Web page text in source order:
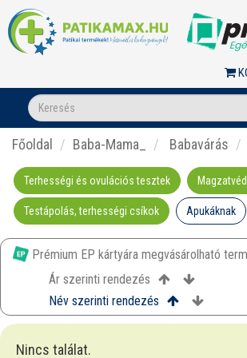
Főoldal Baba-Mama_ Babavárás
Terhességi és ovulációs tesztek
Testápolás, terhességi csíkok Apukáknak
Prémium EP kártyára megvásárolható
Ár szerinti rendezés
Név szerinti rendezés
Nincs találat.